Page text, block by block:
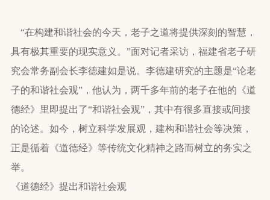
“在构建和谐社会的今天，老子之道将提供深刻的智慧，
具有极其重要的现实意义。”面对记者采访，福建省老子研
究会常务副会长李德建如是说。李德建研究的主题是“论老
子的和谐社会观”，他认为，两千多年前的老子在他的《道
德经》里即提出了“和谐社会观”，其中有很多直接或间接
的论述。如今，树立科学发展观，建构和谐社会等决策，
正是循着《道德经》等传统文化精神之路而树立的务实之
举。
《道德经》提出和谐社会观